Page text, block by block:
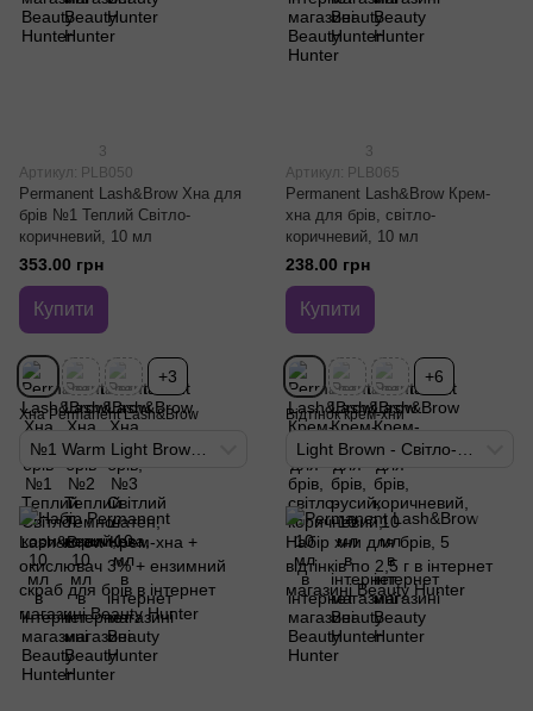
3
Артикул: PLB050
Permanent Lash&Brow Хна для
брів №1 Теплий Світло-
коричневий, 10 мл
353.00 грн
Купити
+3
Хна Permanent Lash&Brow
3
Артикул: PLB065
Permanent Lash&Brow Крем-
хна для брів, світло-
коричневий, 10 мл
238.00 грн
Купити
+6
Відтінок крем-хни